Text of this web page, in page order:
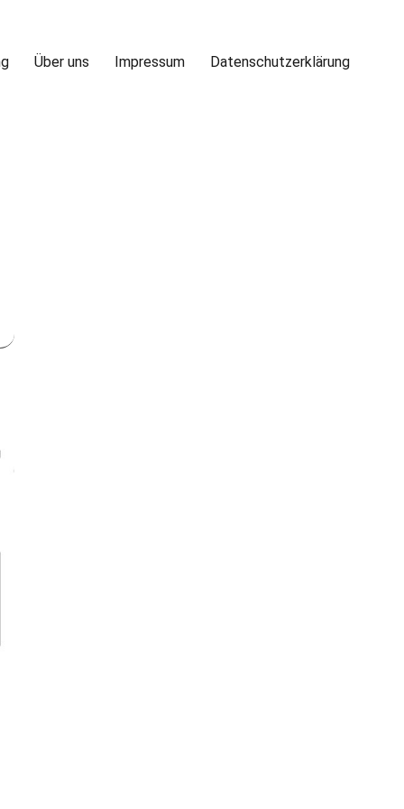
Über uns Impressum Datenschutzerklärung